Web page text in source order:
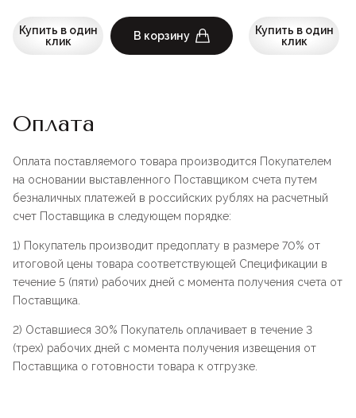
Купить в один
клик
В корзину
Купить в один
клик
Оплата
Оплата поставляемого товара производится Покупателем
на основании выставленного Поставщиком счета путем
безналичных платежей в российских рублях на расчетный
счет Поставщика в следующем порядке:
1) Покупатель производит предоплату в размере 70% от
итоговой цены товара соответствующей Спецификации в
течение 5 (пяти) рабочих дней с момента получения счета от
Поставщика.
2) Оставшиеся 30% Покупатель оплачивает в течение 3
(трех) рабочих дней с момента получения извещения от
Поставщика о готовности товара к отгрузке.